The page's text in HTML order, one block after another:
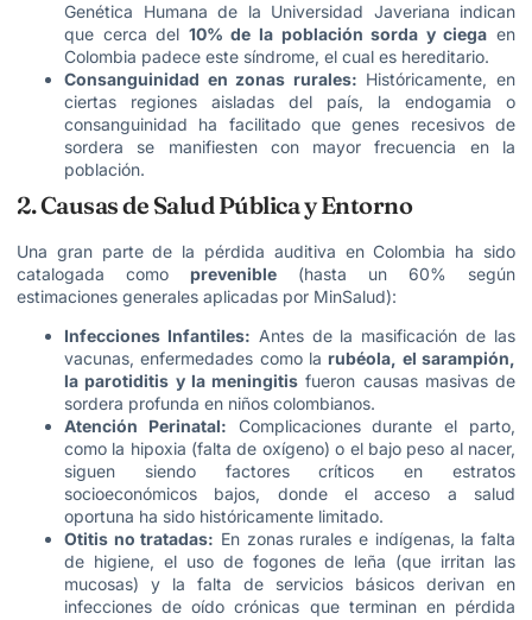
Genética Humana de la Universidad Javeriana indican
que cerca del 10% de la población sorda y ciega en
Colombia padece este síndrome, el cual es hereditario.
Consanguinidad en zonas rurales: Históricamente, en
ciertas regiones aisladas del país, la endogamia o
consanguinidad ha facilitado que genes recesivos de
sordera se manifiesten con mayor frecuencia en la
población.
2. Causas de Salud Pública y Entorno
Una gran parte de la pérdida auditiva en Colombia ha sido
catalogada como prevenible (hasta un 60% según
estimaciones generales aplicadas por MinSalud):
Infecciones Infantiles: Antes de la masificación de las
vacunas, enfermedades como la rubéola, el sarampión,
la parotiditis y la meningitis fueron causas masivas de
sordera profunda en niños colombianos.
Atención Perinatal: Complicaciones durante el parto,
como la hipoxia (falta de oxígeno) o el bajo peso al nacer,
siguen siendo factores críticos en estratos
socioeconómicos bajos, donde el acceso a salud
oportuna ha sido históricamente limitado.
Otitis no tratadas: En zonas rurales e indígenas, la falta
de higiene, el uso de fogones de leña (que irritan las
mucosas) y la falta de servicios básicos derivan en
infecciones de oído crónicas que terminan en pérdida